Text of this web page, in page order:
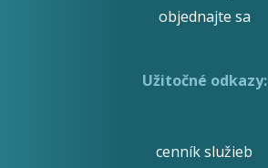
objednajte sa
Užitočné odkazy:
cenník služieb